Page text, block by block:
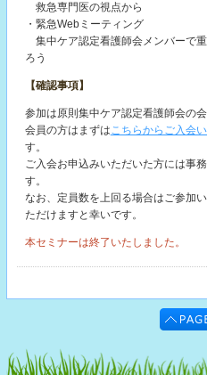
救急専門医の視点から
・緊急Webミーティング
集中ケア認定看護師会メンバーで
ろう
【確認事項】
参加は原則集中ケア認定看護師会の
会員の方はまずはこちらからご入会
す。
ご入会お申込みいただいた方には事
す。
なお、定員数を上回る場合はご参加
ただけますと幸いです。
本セミナーは終了いたしました。